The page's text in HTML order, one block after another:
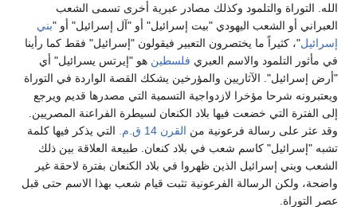
التوراة والتلمود وكذلك مصادر عبرية أخرى تسمى الشعب
أو الشعب اليهودي "بيت إسرائيل" أو "آل إسرائيل" أو "بني
"، كثيراً ما يختصرون التعبير فيقولون "إسرائيل" فقط كما رأينا
مأثور التلمود والاسم العبريفلسطينهو "إيرتس يسرائيل" أي
إسرائيل". الآثاريين والمؤرخين يشكك القصة الواردة في التوراة
شرحا مؤخرا لازدواجية التسمية التي مصدرها قديم ويرجع
الفترة التي خضعت فيها بلاد الكنعان لسيطرة الفراعنة المصريين.
عثر على رسالة فرعونية من القرن 14 ق.م.
التي يذكر فيها كلمة
"إسرائيل" كاسم شعب في بلاد كنعان. طبيعة العلاقة بين ذلك
وبني إسرائيل الذين ظهروا في بلاد الكنعان بفترة لاحقة غير
ولكن الرسالة الفرعونية تثبت قيام شعب بهذا الاسم حتى قبل
التوراة.